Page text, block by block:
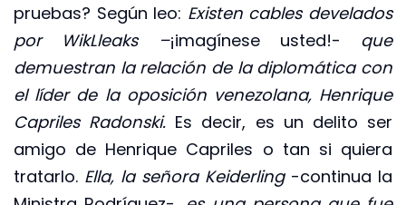
pruebas? Según leo: Existen cables develados
por WikLleaks –¡imagínese usted!- que
demuestran la relación de la diplomática con
el líder de la oposición venezolana, Henrique
Capriles Radonski. Es decir, es un delito ser
amigo de Henrique Capriles o tan si quiera
tratarlo. Ella, la señora Keiderling -continua la